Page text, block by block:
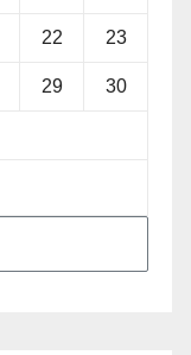
22 23
29 30